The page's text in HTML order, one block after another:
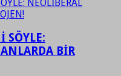
SÖYLE:
BİR